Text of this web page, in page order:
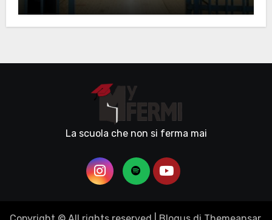
La scuola che non si ferma mai